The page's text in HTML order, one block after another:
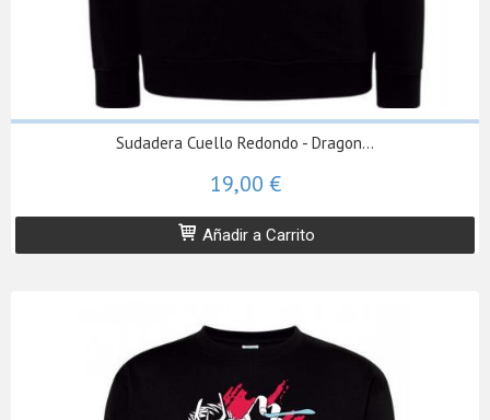
Sudadera Cuello Redondo - Dragon...
19,00 €
Añadir a Carrito